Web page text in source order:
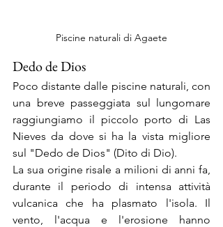
Piscine naturali di Agaete
Dedo de Dios
Poco distante dalle piscine naturali, con
una breve passeggiata sul lungomare
raggiungiamo il piccolo porto di Las
Nieves da dove si ha la vista migliore
sul "Dedo de Dios" (Dito di Dio).
La sua origine risale a milioni di anni fa,
durante il periodo di intensa attività
vulcanica che ha plasmato l'isola. Il
vento, l'acqua e l'erosione hanno